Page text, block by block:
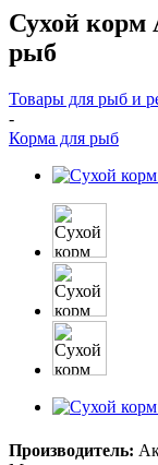
Сухой
рыб
Товары для рыб и
-
Корма для рыб
Производитель: